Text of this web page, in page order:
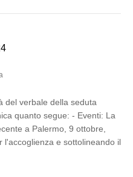
del verbale della seduta
quanto segue: - Eventi: La
a Palermo, 9 ottobre,
l'accoglienza e sottolineando il